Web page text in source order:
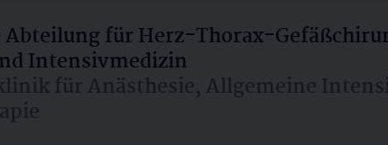
für Herz-Thorax-
Intensivmedizin
für Anästhesie, Allgemeine